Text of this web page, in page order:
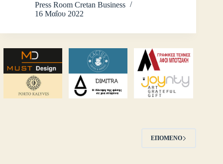
Press Room Cretan Business
16 Μαΐου 2022
ΕΠΌΜΕΝΟ